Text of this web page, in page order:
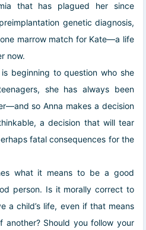
that has plagued her since
genetic diagnosis,
marrow match for Kate—a life
now.
beginning to question who she
she has always been
so Anna makes a decision
a decision that will tear
fatal consequences for the
what it means to be a good
person. Is it morally correct to
a child’s life, even if that means
another? Should you follow your